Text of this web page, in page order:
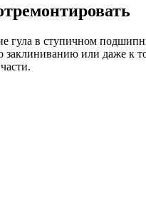
гула в ступичном
заклиниванию или даже к